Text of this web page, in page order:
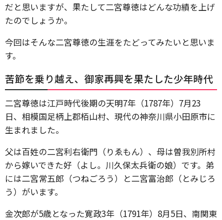
だと思いますが、果たして二宮尊徳はどんな功績を上げ
たのでしょうか。
今回はそんな二宮尊徳の生涯をたどってみたいと思いま
す。
苦節を乗り越え、御家再興を果たした少年時代
二宮尊徳は江戸時代後期の天明7年（1787年）7月23
日、相模国足柄上郡栢山村、現代の神奈川県小田原市に
生まれました。
父は百姓の二宮利右衛門（りゑもん）、母は曽我別所村
から嫁いできた好（よし。川久保太兵衛の娘）です。弟
には二宮常五郎（つねごろう）と二宮富治郎（とみじろ
う）がいます。
金次郎が5歳となった寛政3年（1791年）8月5日、南関東